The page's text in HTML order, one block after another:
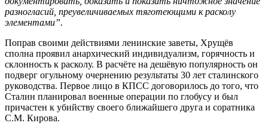
разногласий, преувеличиваемых тяготеющими к расколу
элементами”.
Поправ своими действиями ленинские заветы, Хрущёв
сполна проявил анархический индивидуализм, горячность и
склонность к расколу. В расчёте на дешёвую популярность он
подверг огульному очернению результаты 30 лет сталинского
руководства. Первое лицо в КПСС договорилось до того, что
Сталин планировал военные операции по глобусу и был
причастен к убийству своего ближайшего друга и соратника
С.М. Кирова.